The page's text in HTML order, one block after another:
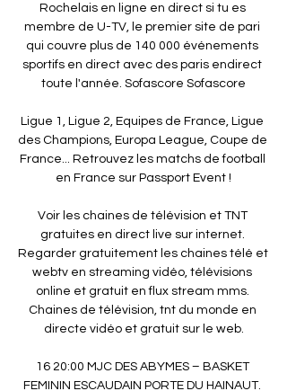
Rochelais en ligne en direct si tu es
membre de U-TV, le premier site de pari
qui couvre plus de 140 000 événements
sportifs en direct avec des paris endirect
toute l'année. Sofascore Sofascore
Ligue 1, Ligue 2, Equipes de France, Ligue
des Champions, Europa League, Coupe de
France... Retrouvez les matchs de football
en France sur Passport Event !
Voir les chaines de télévision et TNT
gratuites en direct live sur internet.
Regarder gratuitement les chaines télé et
webtv en streaming vidéo, télévisions
online et gratuit en flux stream mms.
Chaines de télévision, tnt du monde en
directe vidéo et gratuit sur le web.
16 20:00 MJC DES ABYMES – BASKET
FEMININ ESCAUDAIN PORTE DU HAINAUT.